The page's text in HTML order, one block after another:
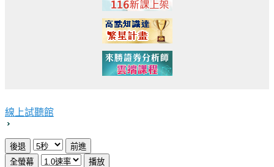
線上試聽館